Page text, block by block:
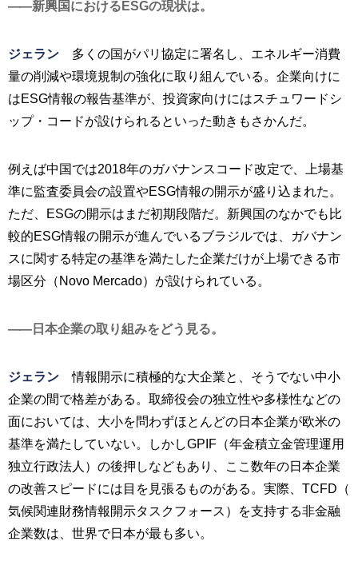
新興国におけるESGの現状は。
ジェラン 多くの国がパリ協定に署名し、エネルギー消費
量の削減や環境規制の強化に取り組んでいる。企業向けに
はESG情報の報告基準が、投資家向けにはスチュワードシ
ップ・コードが設けられるといった動きもさかんだ。
例えば中国では2018年のガバナンスコード改定で、上場基
準に監査委員会の設置やESG情報の開示が盛り込まれた。
ただ、ESGの開示はまだ初期段階だ。新興国のなかでも比
較的ESG情報の開示が進んでいるブラジルでは、ガバナン
スに関する特定の基準を満たした企業だけが上場できる市
場区分（Novo Mercado）が設けられている。
日本企業の取り組みをどう見る。
ジェラン 情報開示に積極的な大企業と、そうでない中小
企業の間で格差がある。取締役会の独立性や多様性などの
面においては、大小を問わずほとんどの日本企業が欧米の
基準を満たしていない。しかしGPIF（年金積立金管理運用
独立行政法人）の後押しなどもあり、ここ数年の日本企業
の改善スピードには目を見張るものがある。実際、TCFD（
気候関連財務情報開示タスクフォース）を支持する非金融
企業数は、世界で日本が最も多い。